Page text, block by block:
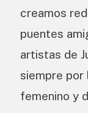
creamos
puentes
artistas de
siempre por
femenino y